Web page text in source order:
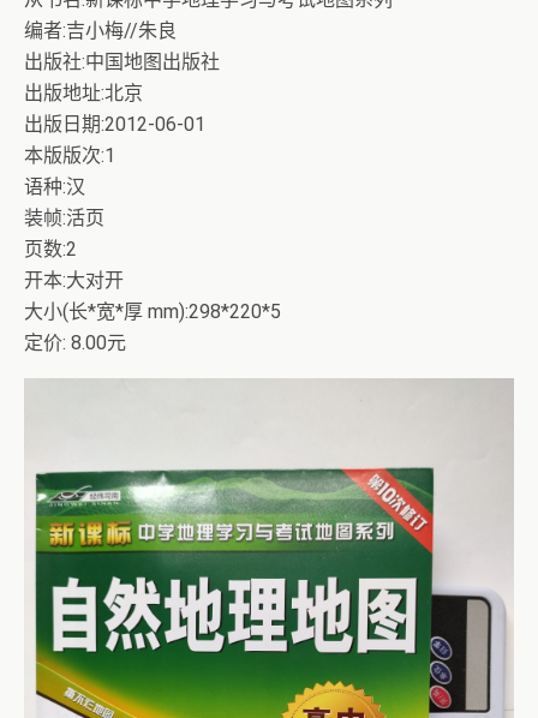
编者:吉小梅//朱良
出版社:中国地图出版社
出版地址:北京
出版日期:2012-06-01
本版版次:1
语种:汉
装帧:活页
页数:2
开本:大对开
大小(长*宽*厚 mm):298*220*5
定价: 8.00元